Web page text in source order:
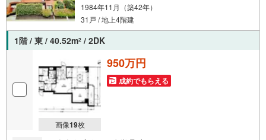
1984年11月（築42年）
31戸 / 地上4階建
1階 / 東 / 40.52m2 / 2DK
画像19枚
950万円
成約でもらえる